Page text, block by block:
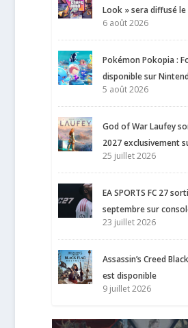
Look » sera diffusé
6 août 2026
Pokémon Pokopia :
disponible sur
5 août 2026
God of War Laufey
2027 exclusivement
25 juillet 2026
EA SPORTS FC 27
septembre sur
23 juillet 2026
Assassin’s Creed
est disponible
9 juillet 2026